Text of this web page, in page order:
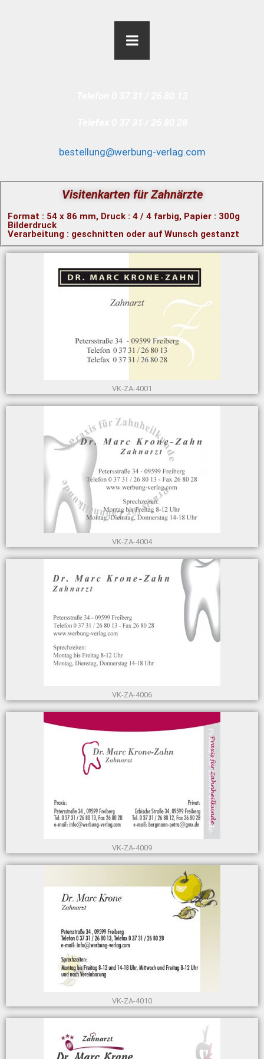
bestellung@werbung-verlag.com
Visitenkarten für Zahnärzte
Format : 54 x 86 mm, Druck : 4 / 4 farbig, Papier : 300g
Bilderdruck
Verarbeitung : geschnitten oder auf Wunsch gestanzt
VK-ZA-4001
VK-ZA-4004
VK-ZA-4006
VK-ZA-4009
VK-ZA-4010